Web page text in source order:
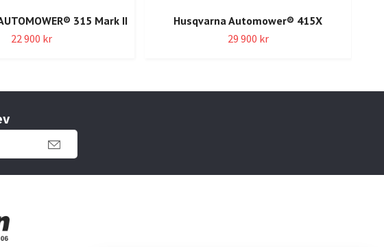
315 Mark II
22 900 kr
Husqvarna Automower® 415X
29 900 kr